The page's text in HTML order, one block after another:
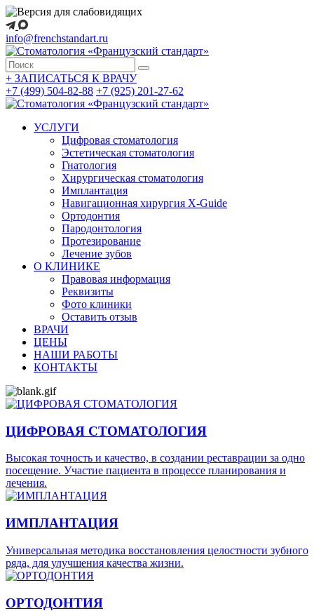
info@frenchstandart.ru
+ ЗАПИСАТЬСЯ К ВРАЧУ
+7 (499) 504-82-88 +7 (925) 201-27-62
УСЛУГИ
Цифровая стоматология
Эстетическая стоматология
Гнатология
Хирургическая стоматология
Имплантация
Навигационная хирургия X-Guide
Ортодонтия
Пародонтология
Протезирование
Лечение зубов
О КЛИНИКЕ
Правовая информация
Реквизиты
Фото клиники
Оставить отзыв
ВРАЧИ
ЦЕНЫ
НАШИ РАБОТЫ
КОНТАКТЫ
ЦИФРОВАЯ СТОМАТОЛОГИЯ
Высокая точность и качество, в создании реставрации за одно
посещение. Участие пациента в процессе планирования и
лечения.
ИМПЛАНТАЦИЯ
Универсальная методика восстановления целостности зубного
ряда, для улучшения качества жизни.
ОРТОДОНТИЯ